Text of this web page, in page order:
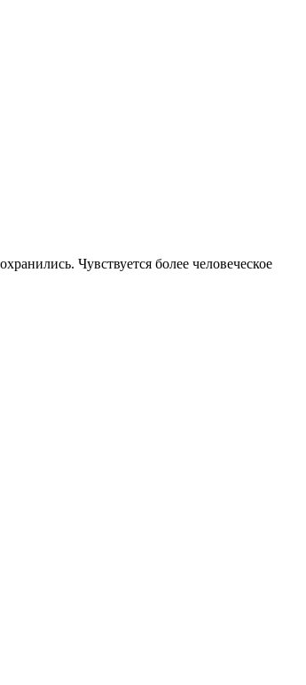
Чувствуется более человеческое